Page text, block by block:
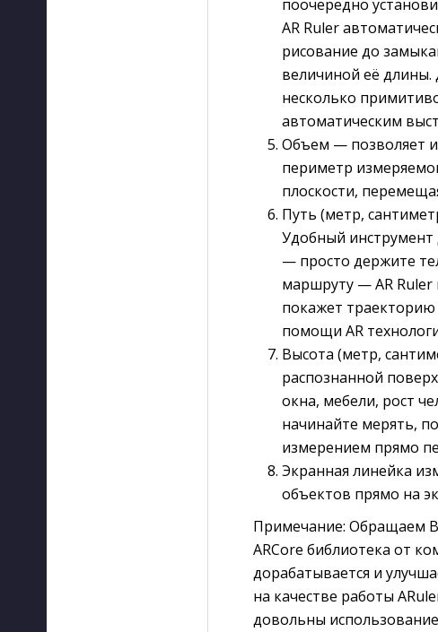
поочередно
AR Ruler
рисование до
величиной её
несколько
автоматическим
Объем — позволяет
периметр
плоскости,
Путь (метр,
Удобный инструмент
— просто держите
маршруту — AR Ruler
покажет
помощи AR
Высота (метр,
распознанной
окна, мебели, рост
начинайте мерять,
измерением прямо
Экранная линейка
объектов прямо на
Примечание: Обращаем
ARCore библиотека от
дорабатывается и
на качестве работы
довольны